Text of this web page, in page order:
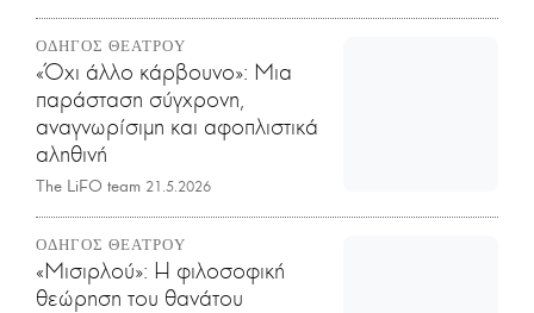
ΟΔΗΓΟΣ ΘΕΑΤΡΟΥ
«Όχι άλλο κάρβουνο»: Μια
παράσταση σύγχρονη,
αναγνωρίσιμη και αφοπλιστικά
αληθινή
The LiFO team 21.5.2026
ΟΔΗΓΟΣ ΘΕΑΤΡΟΥ
«Μισιρλού»: Η φιλοσοφική
θεώρηση του θανάτου